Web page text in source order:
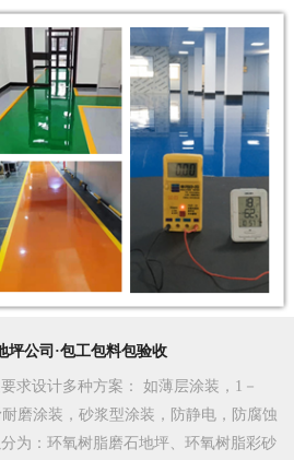
坪公司·包工包料包验收
求设计多种方案 ： 如薄层涂装，1－
磨涂装，砂浆型涂装，防静电，防腐蚀
为：环氧树脂磨石地坪、环氧树脂彩砂